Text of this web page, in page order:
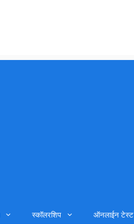
स्कॉलरशिप ऑनलाईन टेस्ट